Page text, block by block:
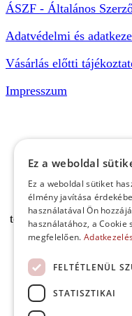
ÁSZF - Általános
Adatvédelmi és
Vásárlás előtti
Impresszum
A pályafoglalást,
termékeinket,
Ez a weboldal
Ez a weboldal sütiket
élmény javítása
használatával Ön
használatához, a Cookie
megfelelően.
FELTÉTLENÜL
STATISZTIKAI